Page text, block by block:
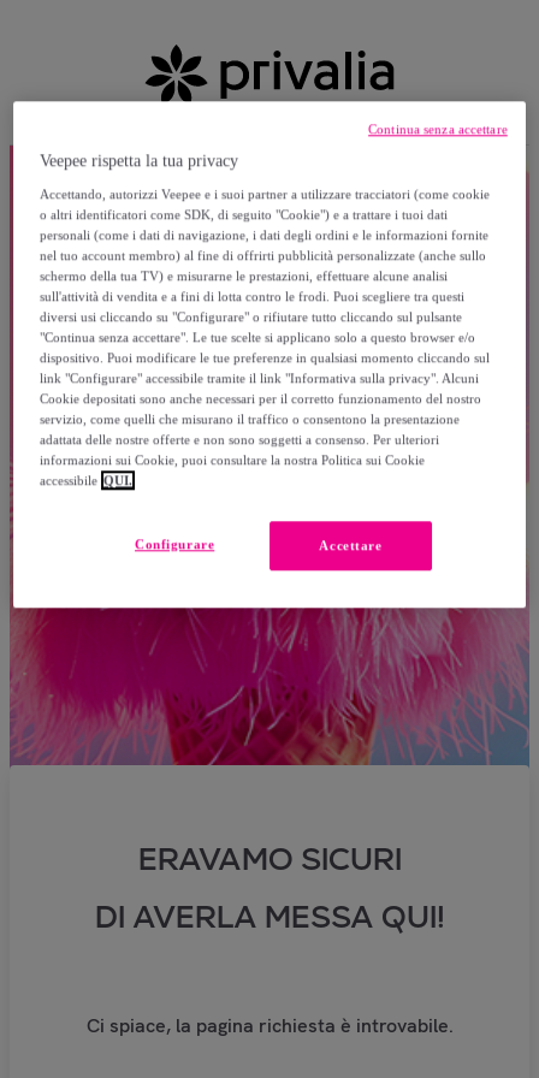
ERAVAMO SICURI
DI AVERLA MESSA QUI!
Ci spiace, la pagina richiesta è introvabile.
Veepee rispetta la tua privacy
Accettando, autorizzi Veepee e i suoi partner a utilizzare tracciatori (come cookie
o altri identificatori come SDK, di seguito "Cookie") e a trattare i tuoi dati
personali (come i dati di navigazione, i dati degli ordini e le informazioni fornite
nel tuo account membro) al fine di offrirti pubblicità personalizzate (anche sullo
schermo della tua TV) e misurarne le prestazioni, effettuare alcune analisi
sull'attività di vendita e a fini di lotta contro le frodi. Puoi scegliere tra questi
diversi usi cliccando su "Configurare" o rifiutare tutto cliccando sul pulsante
"Continua senza accettare". Le tue scelte si applicano solo a questo browser e/o
dispositivo. Puoi modificare le tue preferenze in qualsiasi momento cliccando sul
link "Configurare" accessibile tramite il link "Informativa sulla privacy". Alcuni
Cookie depositati sono anche necessari per il corretto funzionamento del nostro
servizio, come quelli che misurano il traffico o consentono la presentazione
adattata delle nostre offerte e non sono soggetti a consenso. Per ulteriori
informazioni sui Cookie, puoi consultare la nostra Politica sui Cookie
accessibile QUI.
Accettare
Configurare
Continua senza accettare